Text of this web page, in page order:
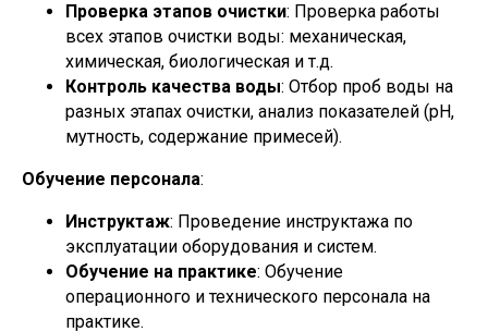
Проверка этапов очистки: Проверка работы
всех этапов очистки воды: механическая,
химическая, биологическая и т.д.
Контроль качества воды: Отбор проб воды на
разных этапах очистки, анализ показателей (pH,
мутность, содержание примесей).
Обучение персонала:
Инструктаж: Проведение инструктажа по
эксплуатации оборудования и систем.
Обучение на практике: Обучение
операционного и технического персонала на
практике.